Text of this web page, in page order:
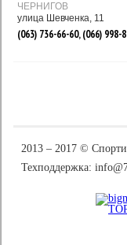
ЧЕРНИГОВ
улица Шевченка, 11
(063) 736-66-60, (066) 998-
2013 ‒ 2017 ©
Техподдержка: